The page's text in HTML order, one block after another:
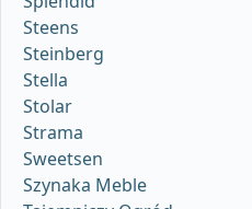
Steens
Steinberg
Stella
Stolar
Strama
Sweetsen
Szynaka Meble